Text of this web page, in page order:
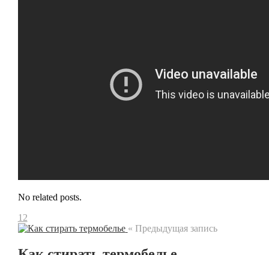
No related posts.
12
« Предыдущая запись